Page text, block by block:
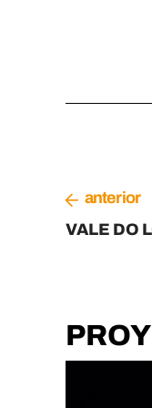
anterior
VALE DO